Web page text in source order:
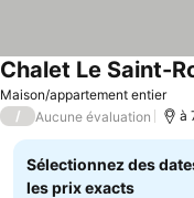
Maison/appartement entier
Chalet Le Saint-
/ Aucune évaluation
Sélectionnez des
les prix exacts